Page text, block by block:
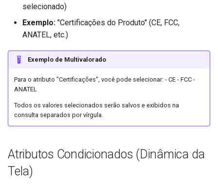
selecionado)
Exemplo: "Certificações do Produto" (CE, FCC,
ANATEL, etc.)
Exemplo de Multivalorado
Para o atributo "Certificações", você pode selecionar: - CE - FCC -
ANATEL
Todos os valores selecionados serão salvos e exibidos na
consulta separados por vírgula.
Atributos Condicionados (Dinâmica da
Tela)